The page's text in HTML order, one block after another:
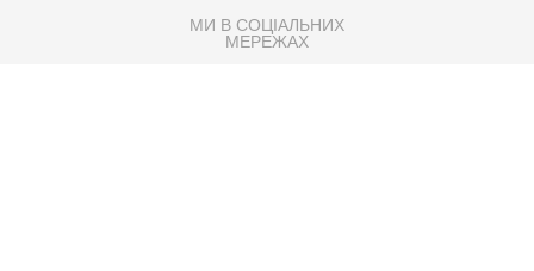
МИ В СОЦІАЛЬНИХ
МЕРЕЖАХ